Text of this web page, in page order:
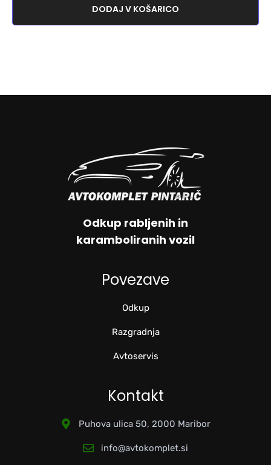
DODAJ V KOŠARICO
Odkup rabljenih in
karamboliranih vozil
Povezave
Odkup
Razgradnja
Avtoservis
Kontakt
Puhova ulica 50, 2000 Maribor
info@avtokomplet.si